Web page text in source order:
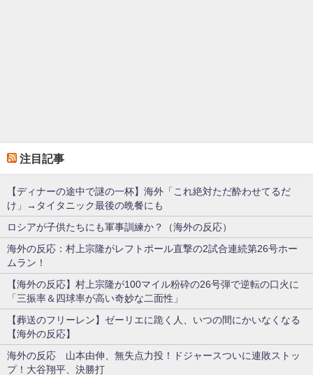
注目記事
【ディナーの途中で謎の一杯】海外「これ絶対ただ酔わせてるだ
け」→タイタニック最後の晩餐にも
ロシアが子供たちにも軍事訓練か？（海外の反応）
海外の反応：村上宗隆がレフトポール直撃の2試合連続第26号ホー
ムラン！
【海外の反応】村上宗隆が100マイル粉砕の26号弾で逆転の口火に
「三振率＆四球率が高い奇妙な二面性」
【葬送のフリーレン】ゼーリエに跪く人、いつの間にかいなくなる
【海外の反応】
海外の反応 山本由伸、無失点力投！ドジャースついに連敗ストッ
プ！大谷翔平、決勝打